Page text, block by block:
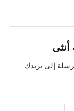
إلى بريدك